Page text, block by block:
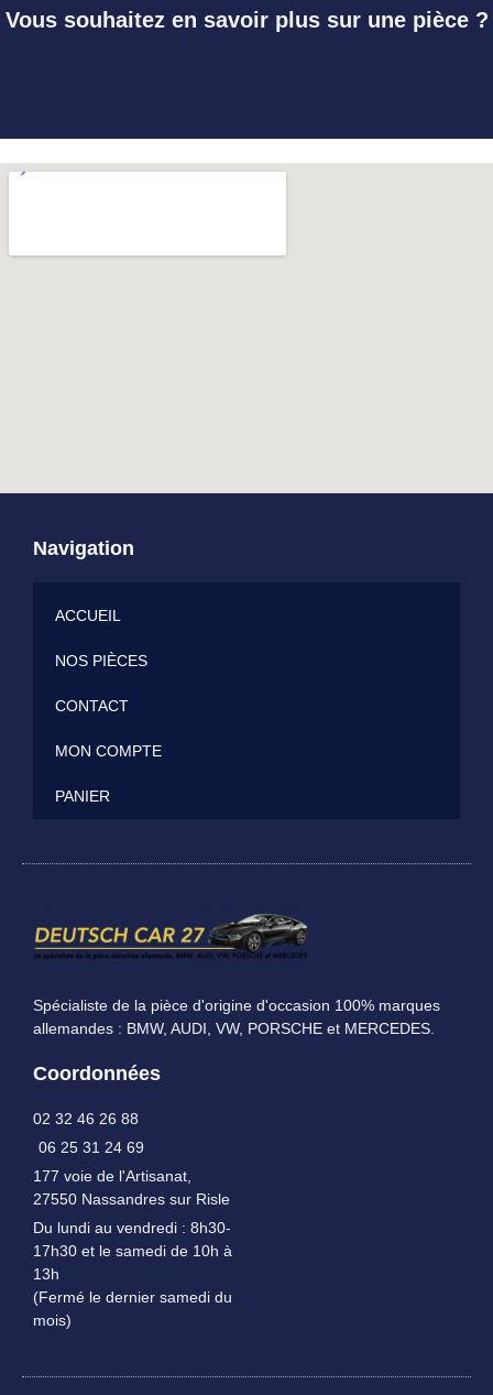
Vous souhaitez en savoir plus sur une pièce ?
Navigation
ACCUEIL
NOS PIÈCES
CONTACT
MON COMPTE
PANIER
Spécialiste de la pièce d'origine d'occasion 100% marques
allemandes : BMW, AUDI, VW, PORSCHE et MERCEDES.
Coordonnées
02 32 46 26 88
06 25 31 24 69
177 voie de l'Artisanat,
27550 Nassandres sur Risle
Du lundi au vendredi : 8h30-
17h30 et le samedi de 10h à
13h
(Fermé le dernier samedi du
mois)